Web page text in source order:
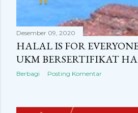
Desember 09, 2020
HALAL IS FOR
UKM BERSERTIFIKAT
Berbagi Posting Komentar